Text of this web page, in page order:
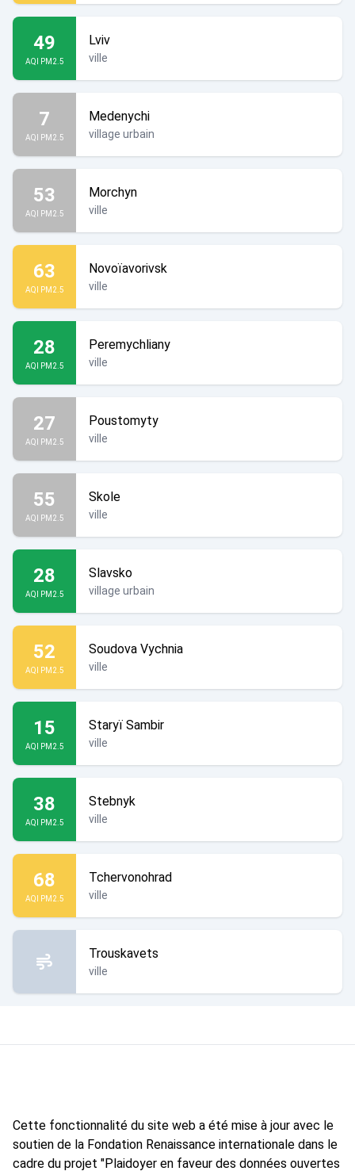
49
AQI PM2.5
Lviv
ville
7
AQI PM2.5
Medenychi
village urbain
53
AQI PM2.5
Morchyn
ville
63
AQI PM2.5
Novoïavorivsk
ville
28
AQI PM2.5
Peremychliany
ville
27
AQI PM2.5
Poustomyty
ville
55
AQI PM2.5
Skole
ville
28
AQI PM2.5
Slavsko
village urbain
52
AQI PM2.5
Soudova Vychnia
ville
15
AQI PM2.5
Staryï Sambir
ville
38
AQI PM2.5
Stebnyk
ville
68
AQI PM2.5
Tchervonohrad
ville
Trouskavets
ville
Cette fonctionnalité du site web a été mise à jour avec le
soutien de la Fondation Renaissance internationale dans le
cadre du projet "Plaidoyer en faveur des données ouvertes